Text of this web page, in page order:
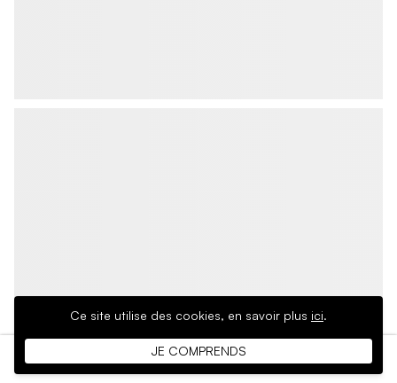
Ce site utilise des cookies, en savoir plus ici.
JE COMPRENDS